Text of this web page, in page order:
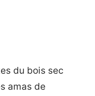
du bois sec
amas de